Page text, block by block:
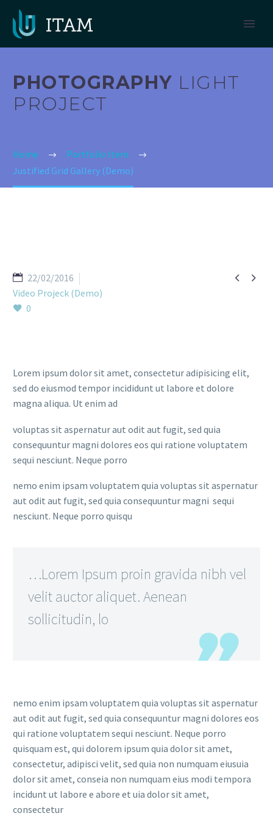
PHOTOGRAPHY LIGHT
PROJECT
Home
Portfolio Item
Justified Grid Gallery (Demo)
 
22/02/2016
Video Projeck (Demo)
0
Lorem ipsum dolor sit amet, consectetur adipisicing elit,
sed do eiusmod tempor incididunt ut labore et dolore
magna aliqua. Ut enim ad
voluptas sit aspernatur aut odit aut fugit, sed quia
consequuntur magni dolores eos qui ratione voluptatem
sequi nesciunt. Neque porro
nemo enim ipsam voluptatem quia voluptas sit aspernatur
aut odit aut fugit, sed quia consequuntur magni sequi
nesciunt. Neque porro quisqu
…Lorem Ipsum proin gravida nibh vel
velit auctor aliquet. Aenean
sollicitudin, lo
nemo enim ipsam voluptatem quia voluptas sit aspernatur
aut odit aut fugit, sed quia consequuntur magni dolores eos
qui ratione voluptatem sequi nesciunt. Neque porro
quisquam est, qui dolorem ipsum quia dolor sit amet,
consectetur, adipisci velit, sed quia non numquam eiusuia
dolor sit amet, conseia non numquam eius modi tempora
incidunt ut labore e abore et uia dolor sit amet,
consectetur